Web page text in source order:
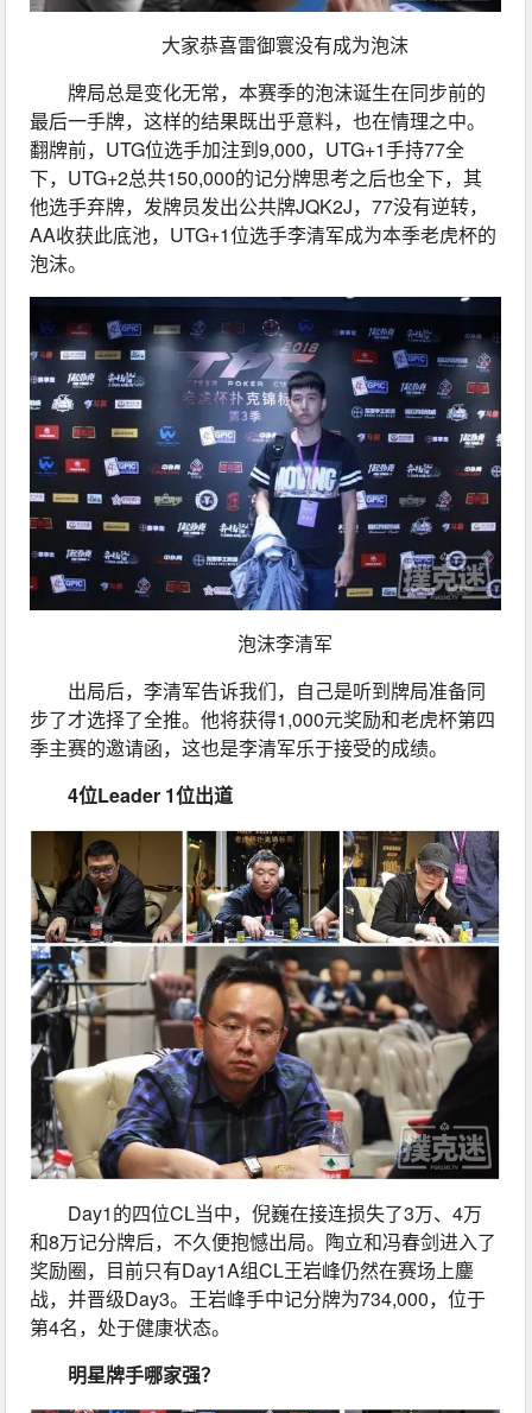
大家恭喜雷御寰没有成为泡沫
牌局总是变化无常，本赛季的泡沫诞生在同步前的
最后一手牌，这样的结果既出乎意料，也在情理之中。
翻牌前，UTG位选手加注到9,000，UTG+1手持77全
下，UTG+2总共150,000的记分牌思考之后也全下，其
他选手弃牌，发牌员发出公共牌JQK2J，77没有逆转，
AA收获此底池，UTG+1位选手李清军成为本季老虎杯的
泡沫。
泡沫李清军
出局后，李清军告诉我们，自己是听到牌局准备同
步了才选择了全推。他将获得1,000元奖励和老虎杯第四
季主赛的邀请函，这也是李清军乐于接受的成绩。
4位Leader 1位出道
Day1的四位CL当中，倪巍在接连损失了3万、4万
和8万记分牌后，不久便抱憾出局。陶立和冯春剑进入了
奖励圈，目前只有Day1A组CL王岩峰仍然在赛场上鏖
战，并晋级Day3。王岩峰手中记分牌为734,000，位于
第4名，处于健康状态。
明星牌手哪家强？